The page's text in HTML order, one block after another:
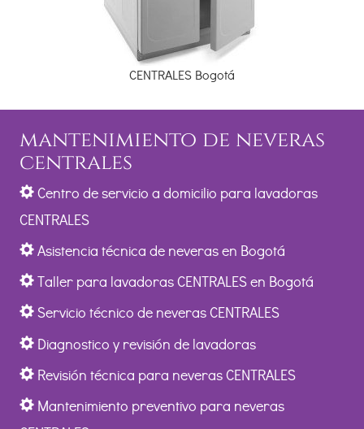
CENTRALES Bogotá
mantenimiento de neveras
centrales
Centro de servicio a domicilio para lavadoras
CENTRALES
Asistencia técnica de neveras en Bogotá
Taller para lavadoras CENTRALES en Bogotá
Servicio técnico de neveras CENTRALES
Diagnostico y revisión de lavadoras
Revisión técnica para neveras CENTRALES
Mantenimiento preventivo para neveras